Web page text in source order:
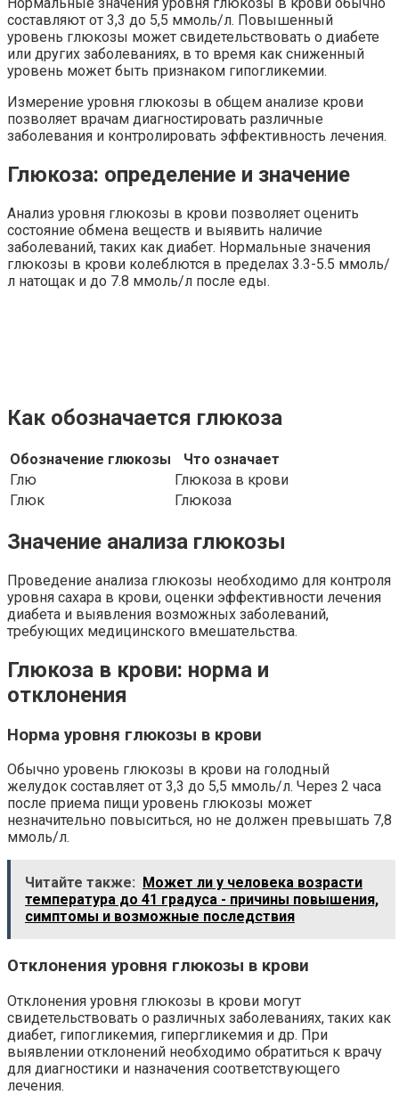
Нормальные значения уровня глюкозы в крови обычно
составляют от 3,3 до 5,5 ммоль/л. Повышенный
уровень глюкозы может свидетельствовать о диабете
или других заболеваниях, в то время как сниженный
уровень может быть признаком гипогликемии.
Измерение уровня глюкозы в общем анализе крови
позволяет врачам диагностировать различные
заболевания и контролировать эффективность лечения.
Глюкоза: определение и значение
Анализ уровня глюкозы в крови позволяет оценить
состояние обмена веществ и выявить наличие
заболеваний, таких как диабет. Нормальные значения
глюкозы в крови колеблются в пределах 3.3-5.5 ммоль/
л натощак и до 7.8 ммоль/л после еды.
Как обозначается глюкоза
Обозначение глюкозы
Что означает
Глю
Глюкоза в крови
Глюк
Глюкоза
Значение анализа глюкозы
Проведение анализа глюкозы необходимо для контроля
уровня сахара в крови, оценки эффективности лечения
диабета и выявления возможных заболеваний,
требующих медицинского вмешательства.
Глюкоза в крови: норма и
отклонения
Норма уровня глюкозы в крови
Обычно уровень глюкозы в крови на голодный
желудок составляет от 3,3 до 5,5 ммоль/л. Через 2 часа
после приема пищи уровень глюкозы может
незначительно повыситься, но не должен превышать 7,8
ммоль/л.
Читайте также:
Может ли у человека возрасти
температура до 41 градуса - причины повышения,
симптомы и возможные последствия
Отклонения уровня глюкозы в крови
Отклонения уровня глюкозы в крови могут
свидетельствовать о различных заболеваниях, таких как
диабет, гипогликемия, гипергликемия и др. При
выявлении отклонений необходимо обратиться к врачу
для диагностики и назначения соответствующего
лечения.